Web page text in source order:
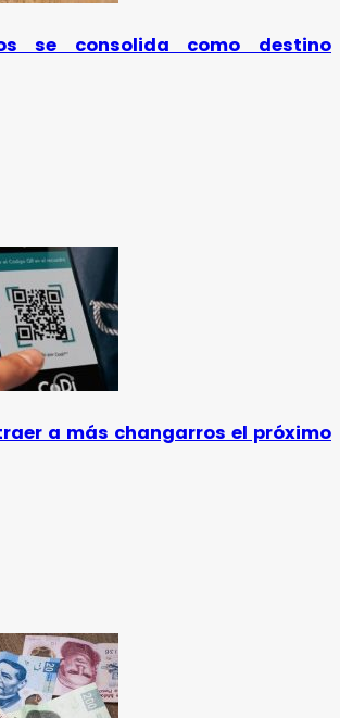
se consolida como destino
a más changarros el próximo